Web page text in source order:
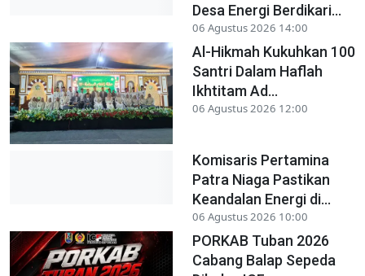
Desa Energi Berdikari...
06 Agustus 2026 14:00
Al-Hikmah Kukuhkan 100
Santri Dalam Haflah
Ikhtitam Ad...
06 Agustus 2026 12:00
Komisaris Pertamina
Patra Niaga Pastikan
Keandalan Energi di...
06 Agustus 2026 10:00
PORKAB Tuban 2026
Cabang Balap Sepeda